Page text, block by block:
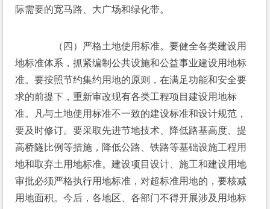
际需要的宽马路、大广场和绿化带。
（四）严格土地使用标准。要健全各类建设用
地标准体系，抓紧编制公共设施和公益事业建设用地标
准。要按照节约集约用地的原则，在满足功能和安全要
求的前提下，重新审改现有各类工程项目建设用地标
准。凡与土地使用标准不一致的建设标准和设计规范，
要及时修订。要采取先进节地技术、降低路基高度、提
高桥隧比例等措施，降低公路、铁路等基础设施工程用
地和取弃土用地标准。建设项目设计、施工和建设用地
审批必须严格执行用地标准，对超标准用地的，要核减
用地面积。今后，各地区、各部门不得开展涉及用地标